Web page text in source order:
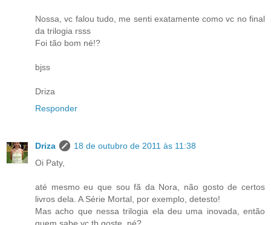
Nossa, vc falou tudo, me senti exatamente como vc no final
da trilogia rsss
Foi tão bom né!?
bjss
Driza
Responder
Driza
18 de outubro de 2011 às 11:38
Oi Paty,
até mesmo eu que sou fã da Nora, não gosto de certos
livros dela. A Série Mortal, por exemplo, detesto!
Mas acho que nessa trilogia ela deu uma inovada, então
quem sabe vc tb goste, né?